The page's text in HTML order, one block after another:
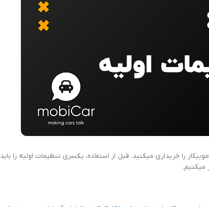
را خریداری میکنید. قبل از استفاده، یکسری تنظیمات اولیه را باید
میکنیم.